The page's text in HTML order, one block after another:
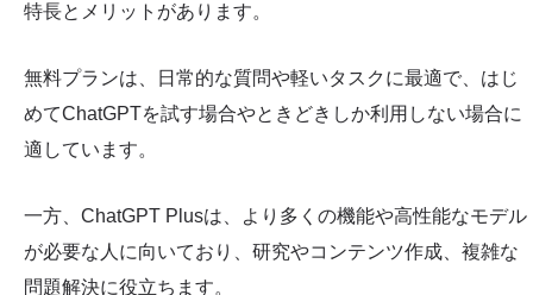
特長とメリットがあります。
無料プランは、日常的な質問や軽いタスクに最適で、はじ
めてChatGPTを試す場合やときどきしか利用しない場合に
適しています。
一方、ChatGPT Plusは、より多くの機能や高性能なモデル
が必要な人に向いており、研究やコンテンツ作成、複雑な
問題解決に役立ちます。